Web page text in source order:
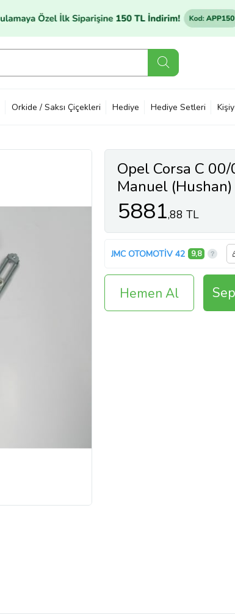
Orkide / Saksı Çiçekleri Hediye Hediye Setleri
Opel Corsa C
Manuel (Hushan)
5881,88 TL
JMC OTOMOTİV 42 9,8
Hemen Al